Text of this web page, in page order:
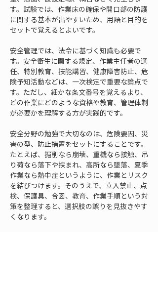
す。試験では、作業床の確保や開口部の防護
に関する基本が出やすいため、用語と目的を
セットで覚えるとよいです。
安全管理では、法令に基づく知識も必要で
す。安全衛生に関する規定、作業主任者の選
任、特別教育、技能講習、健康障害防止、危
険予知活動などは、一次検定で重要な論点で
す。ただし、細かな条文番号を覚えるより、
どの作業にどのような資格や教育、管理体制
が必要かを理解する方が実践的です。
安全分野の勉強で大切なのは、危険要因、災
害の型、防止措置をセットにすることです。
たとえば、掘削なら崩壊、重機なら接触、吊
り荷なら落下や挟まれ、高所なら墜落、夏季
作業なら熱中症というように、作業とリスク
を結びつけます。そのうえで、立入禁止、点
検、保護具、合図、教育、作業手順という対
策を整理すると、選択肢の誤りを見抜きやす
くなります。